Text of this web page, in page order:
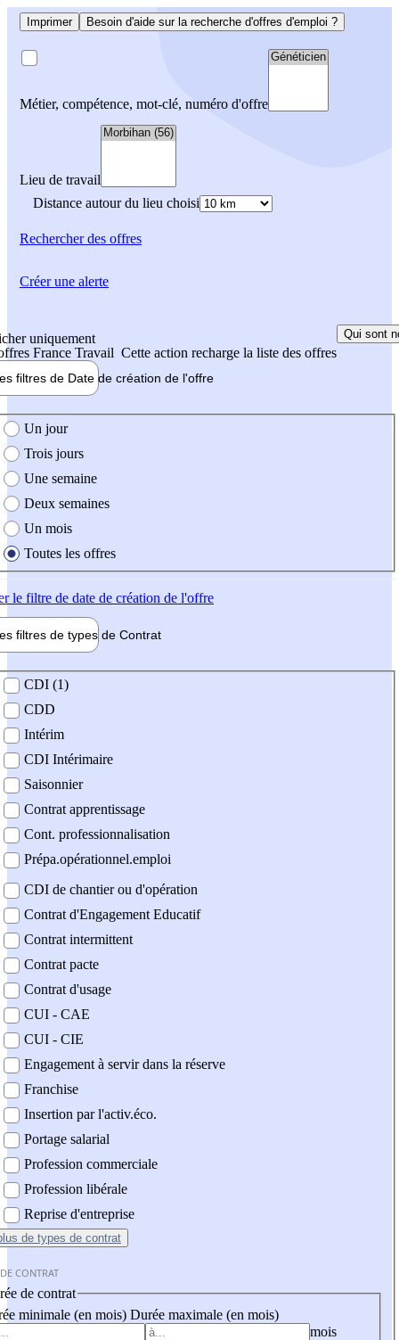
Imprimer Besoin d'aide sur la recherche d'offres d'emploi ?
Métier, compétence, mot-clé, numéro d'offre
Lieu de travail
Distance autour du lieu choisi
Rechercherdes offres
uniquement
France Travail Cette action recharge la liste des offres
Qui sont
filtres de Date de création de l'offre
création de l'offre
Un jour
Trois jours
Une semaine
Deux semaines
Un mois
Toutes les offres
le filtre de date de création de l'offre
filtres de types de Contrat
contrat
CDI (1)
CDD
Intérim
CDI Intérimaire
Saisonnier
Contrat apprentissage
Cont. professionnalisation
Prépa.opérationnel.emploi
CDI de chantier ou d'opération
Contrat d'Engagement Educatif
Contrat intermittent
Contrat pacte
Contrat d'usage
CUI - CAE
CUI - CIE
Engagement à servir dans la réserve
Franchise
Insertion par l'activ.éco.
Portage salarial
Profession commerciale
Profession libérale
Reprise d'entreprise
de types de contrat
CONTRAT
de contrat
minimale (en mois) Durée maximale (en mois)
mois
Créer une alerte